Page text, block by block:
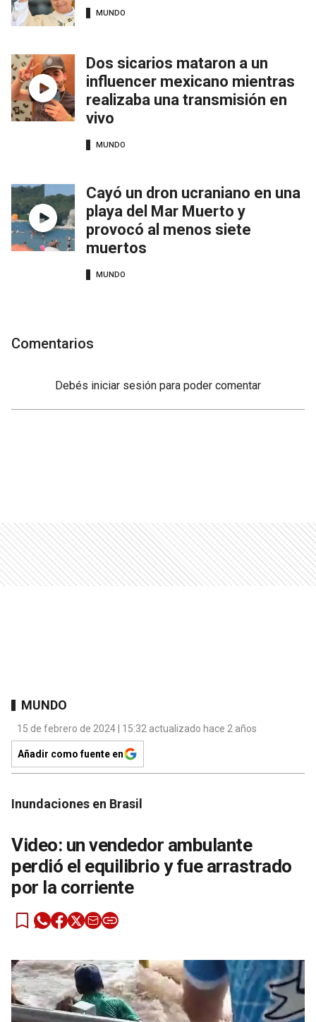
MUNDO
Dos sicarios mataron a un
influencer mexicano mientras
realizaba una transmisión en
vivo
MUNDO
Cayó un dron ucraniano en una
playa del Mar Muerto y
provocó al menos siete
muertos
MUNDO
Comentarios
Debés iniciar sesión para poder comentar
MUNDO
15 de febrero de 2024 | 15:32 actualizado hace 2 años
Añadir como fuente en
Inundaciones en Brasil
Video: un vendedor ambulante
perdió el equilibrio y fue arrastrado
por la corriente